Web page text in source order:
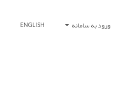
ورود به سامانه ENGLISH